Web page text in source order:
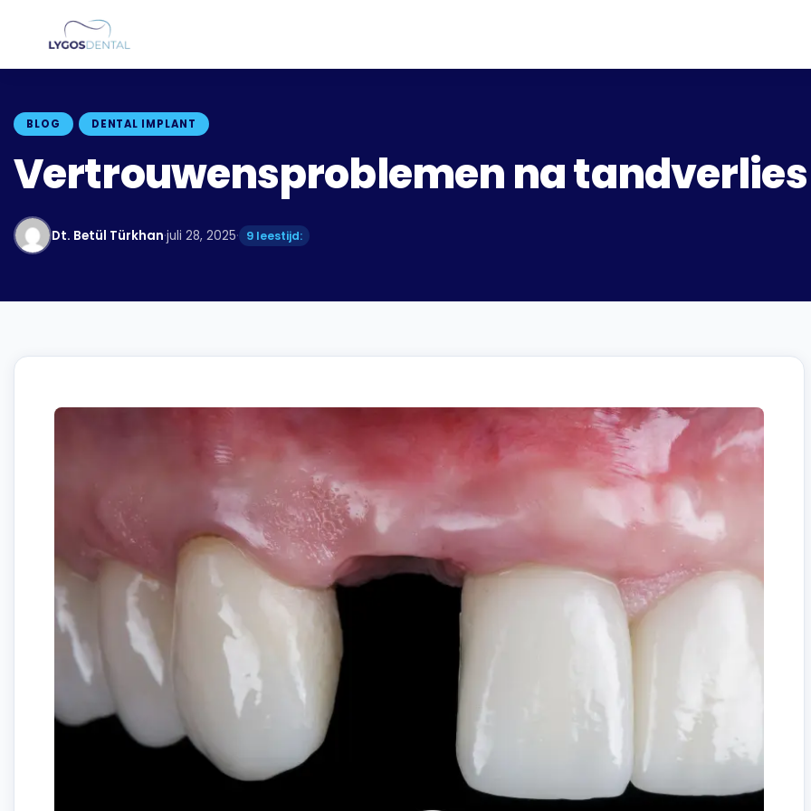
BLOG DENTAL IMPLANT
Vertrouwensproblemen na tandverlies
Dt. Betül Türkhan·juli 28, 2025· 9 leestijd: